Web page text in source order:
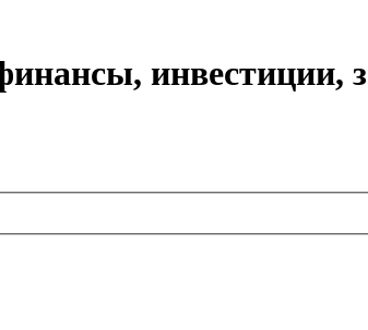
инвестиции,